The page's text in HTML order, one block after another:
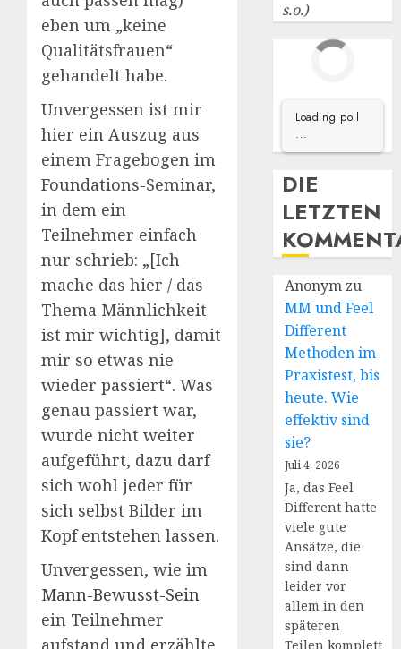
eben um „keine
Qualitätsfrauen“
gehandelt habe.
Unvergessen ist mir
hier ein Auszug aus
einem Fragebogen im
Foundations-Seminar,
in dem ein
Teilnehmer einfach
nur schrieb: „[Ich
mache das hier / das
Thema Männlichkeit
ist mir wichtig], damit
mir so etwas nie
wieder passiert“. Was
genau passiert war,
wurde nicht weiter
aufgeführt, dazu darf
sich wohl jeder für
sich selbst Bilder im
Kopf entstehen lassen.
Unvergessen, wie im
Mann-Bewusst-Sein
ein Teilnehmer
aufstand und erzählte,
s.o.)
Loading poll
...
DIE
LETZTEN
Anonym zu
MM und Feel
Different
Methoden im
Praxistest, bis
heute. Wie
effektiv sind
sie?
Juli 4, 2026
Ja, das Feel
Different hatte
viele gute
Ansätze, die
sind dann
leider vor
allem in den
späteren
Teilen komplett